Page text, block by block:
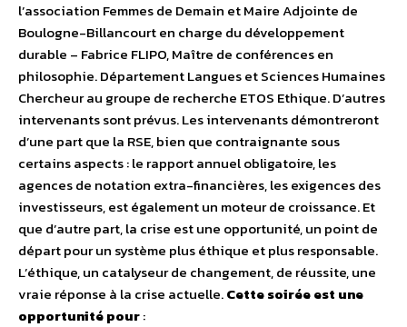
l’association Femmes de Demain et Maire Adjointe de
Boulogne-Billancourt en charge du développement
durable – Fabrice FLIPO, Maître de conférences en
philosophie. Département Langues et Sciences Humaines
Chercheur au groupe de recherche ETOS Ethique. D’autres
intervenants sont prévus. Les intervenants démontreront
d’une part que la RSE, bien que contraignante sous
certains aspects : le rapport annuel obligatoire, les
agences de notation extra-financières, les exigences des
investisseurs, est également un moteur de croissance. Et
que d’autre part, la crise est une opportunité, un point de
départ pour un système plus éthique et plus responsable.
L’éthique, un catalyseur de changement, de réussite, une
vraie réponse à la crise actuelle.Cette soirée est une
opportunité pour: